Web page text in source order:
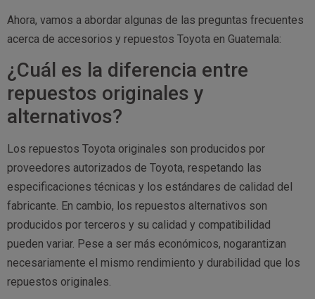
Ahora, vamos a abordar algunas de las preguntas frecuentes
acerca de accesorios y repuestos Toyota en Guatemala:
¿Cuál es la diferencia entre
repuestos originales y
alternativos?
Los repuestos Toyota originales son producidos por
proveedores autorizados de Toyota, respetando las
especificaciones técnicas y los estándares de calidad del
fabricante. En cambio, los repuestos alternativos son
producidos por terceros y su calidad y compatibilidad
pueden variar. Pese a ser más económicos, nogarantizan
necesariamente el mismo rendimiento y durabilidad que los
repuestos originales.